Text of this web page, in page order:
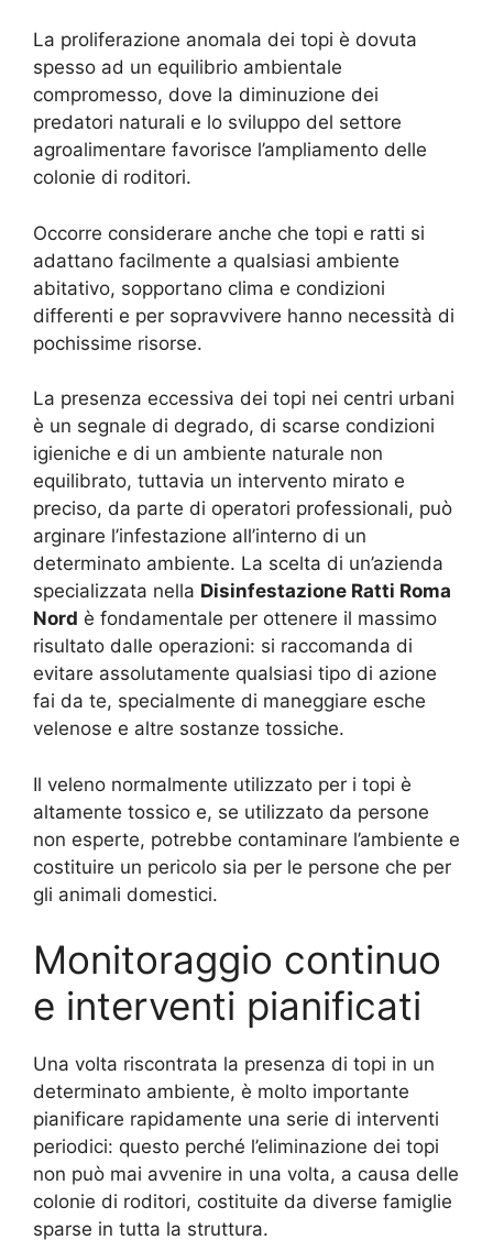
La proliferazione anomala dei topi è dovuta
spesso ad un equilibrio ambientale
compromesso, dove la diminuzione dei
predatori naturali e lo sviluppo del settore
agroalimentare favorisce l’ampliamento delle
colonie di roditori.
Occorre considerare anche che topi e ratti si
adattano facilmente a qualsiasi ambiente
abitativo, sopportano clima e condizioni
differenti e per sopravvivere hanno necessità di
pochissime risorse.
La presenza eccessiva dei topi nei centri urbani
è un segnale di degrado, di scarse condizioni
igieniche e di un ambiente naturale non
equilibrato, tuttavia un intervento mirato e
preciso, da parte di operatori professionali, può
arginare l’infestazione all’interno di un
determinato ambiente. La scelta di un’azienda
specializzata nella Disinfestazione Ratti Roma
Nord è fondamentale per ottenere il massimo
risultato dalle operazioni: si raccomanda di
evitare assolutamente qualsiasi tipo di azione
fai da te, specialmente di maneggiare esche
velenose e altre sostanze tossiche.
Il veleno normalmente utilizzato per i topi è
altamente tossico e, se utilizzato da persone
non esperte, potrebbe contaminare l’ambiente e
costituire un pericolo sia per le persone che per
gli animali domestici.
Monitoraggio continuo
e interventi pianificati
Una volta riscontrata la presenza di topi in un
determinato ambiente, è molto importante
pianificare rapidamente una serie di interventi
periodici: questo perché l’eliminazione dei topi
non può mai avvenire in una volta, a causa delle
colonie di roditori, costituite da diverse famiglie
sparse in tutta la struttura.